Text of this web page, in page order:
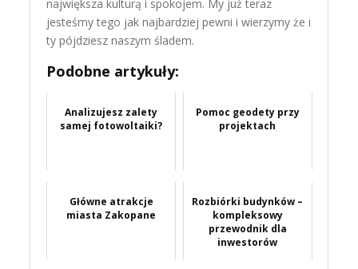
największa kulturą i spokojem. My już teraz
jesteśmy tego jak najbardziej pewni i wierzymy że i
ty pójdziesz naszym śladem.
Podobne artykuły:
Analizujesz zalety
samej fotowoltaiki?
Pomoc geodety przy
projektach
Główne atrakcje
miasta Zakopane
Rozbiórki budynków –
kompleksowy
przewodnik dla
inwestorów